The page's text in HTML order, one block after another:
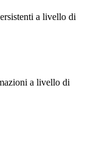
a livello di
a livello di